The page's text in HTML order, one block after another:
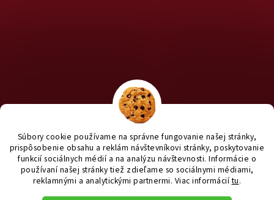
Súbory cookie používame na správne fungovanie našej stránky,
prispôsobenie obsahu a reklám návštevníkovi stránky, poskytovanie
funkcií sociálnych médií a na analýzu návštevnosti. Informácie o
používaní našej stránky tiež zdieľame so sociálnymi médiami,
reklamnými a analytickými partnermi. Viac informáciítu.
Chcete nakúpiť pre útulky? Kliknite TU na náš útulkový eshop a
staň sa anjelom pre útulkáčov ♥
Vytvoril Shoptet|e_minds